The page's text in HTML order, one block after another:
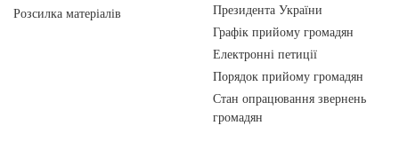
Розсилка матеріалів
Президента України
Графік прийому громадян
Електронні петиції
Порядок прийому громадян
Стан опрацювання звернень
громадян